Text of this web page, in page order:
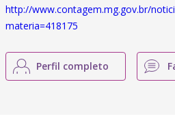
http://www.contagem.mg.gov.br/
materia=418175
Perfil completo